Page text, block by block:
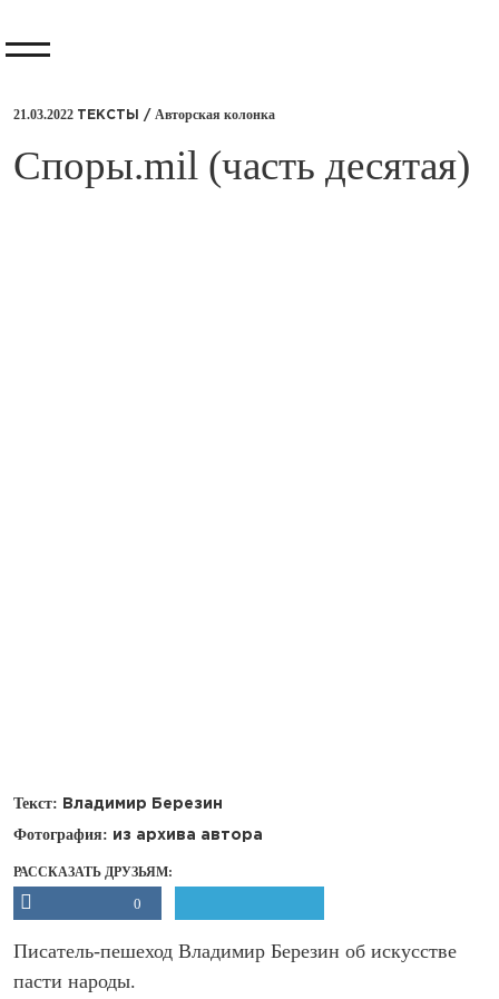
21.03.2022 ТЕКСТЫ / Авторская колонка
​Споры.mil (часть десятая)
Текст: Владимир Березин
Фотография: из архива автора
РАССКАЗАТЬ ДРУЗЬЯМ:
0
Писатель-пешеход Владимир Березин об искусстве
пасти народы.